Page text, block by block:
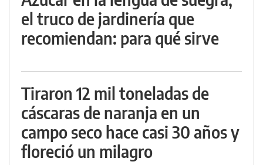
el truco de jardinería que
recomiendan: para qué sirve
Tiraron 12 mil toneladas de
cáscaras de naranja en un
campo seco hace casi 30 años y
floreció un milagro